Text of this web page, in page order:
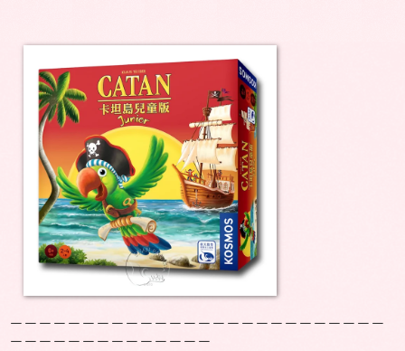
－－－－－－－－－－－－－－－－－－－－－－－－－－
－－－－－－－－－－－－－－